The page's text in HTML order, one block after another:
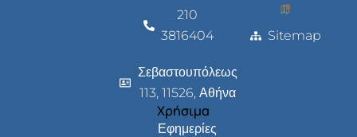
210
3816404
Σεβαστουπόλεως
113, 11526, Αθήνα
Χρήσιμα
Εφημερίες
Sitemap